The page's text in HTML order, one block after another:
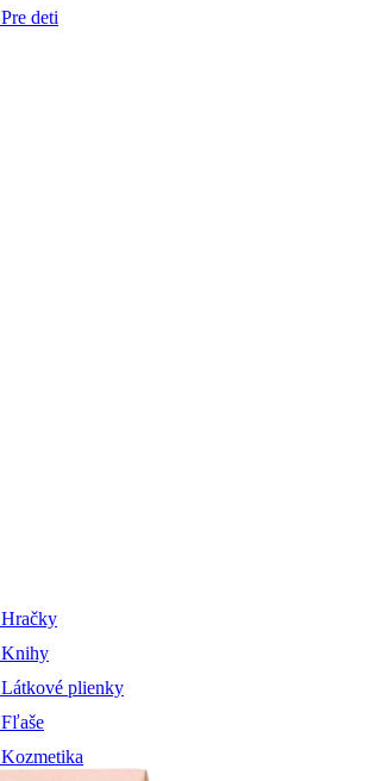
Pre deti
Hračky
Knihy
Látkové plienky
Fľaše
Kozmetika